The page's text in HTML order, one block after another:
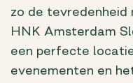
zo de tevredenheid
HNK Amsterdam
een perfecte
evenementen en